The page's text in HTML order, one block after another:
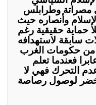
مصراتة وطرابلس
وأنصاره حيث
حماية حقيقية رغم
سابقة لاستهدافه
حكومات الغرب
فعندما تعلم
التحرك فهي لا
لوصول رصاصة